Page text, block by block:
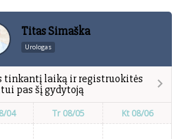
Titas Simaška
Urologas
tinkantį laiką ir registruokitės
pas šį gydytoją
04 Tr 08/05 Kt 08/06